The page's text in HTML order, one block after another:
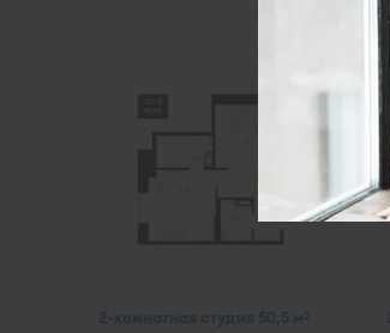
2-комнатная студия 50,5 м2